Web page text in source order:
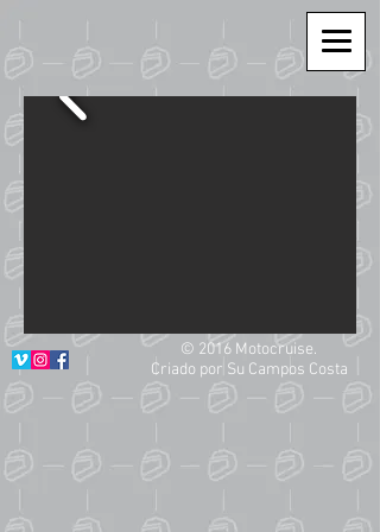
© 2016 Motocruise.
Criado por Su Campos Costa